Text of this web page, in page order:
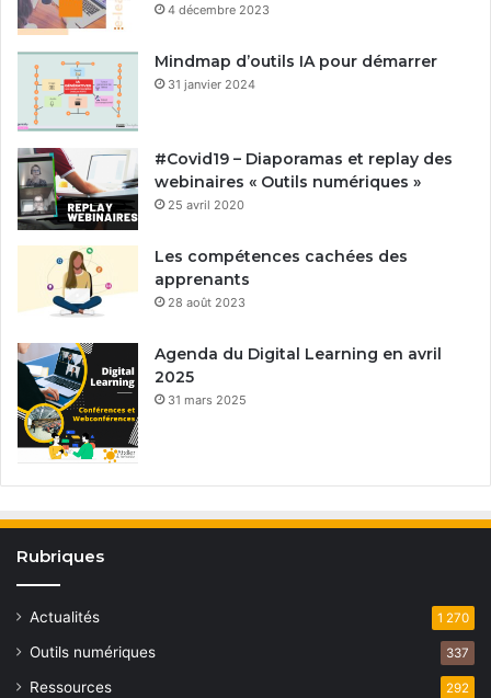
4 décembre 2023
Mindmap d’outils IA pour démarrer
31 janvier 2024
#Covid19 – Diaporamas et replay des
webinaires « Outils numériques »
25 avril 2020
Les compétences cachées des
apprenants
28 août 2023
Agenda du Digital Learning en avril
2025
31 mars 2025
Rubriques
Actualités 1 270
Outils numériques 337
Ressources 292